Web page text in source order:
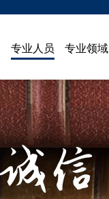
专业人员 专业领域